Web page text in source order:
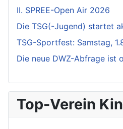
II. SPREE-Open Air 2026
Die TSG(-Jugend) startet
TSG-Sportfest: Samstag,
Die neue DWZ-Abfrage ist
Top-Verein